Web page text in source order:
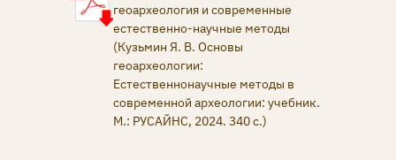
геоархеология и современные
естественно-научные методы
(Кузьмин Я. В. Основы
геоархеологии:
Естественнонаучные методы в
современной археологии: учебник.
М.: РУСАЙНС, 2024. 340 с.)